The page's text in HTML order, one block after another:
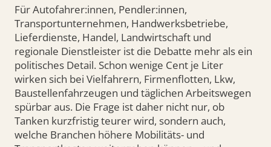
Für Autofahrer:innen, Pendler:innen,
Transportunternehmen, Handwerksbetriebe,
Lieferdienste, Handel, Landwirtschaft und
regionale Dienstleister ist die Debatte mehr als ein
politisches Detail. Schon wenige Cent je Liter
wirken sich bei Vielfahrern, Firmenflotten, Lkw,
Baustellenfahrzeugen und täglichen Arbeitswegen
spürbar aus. Die Frage ist daher nicht nur, ob
Tanken kurzfristig teurer wird, sondern auch,
welche Branchen höhere Mobilitäts- und